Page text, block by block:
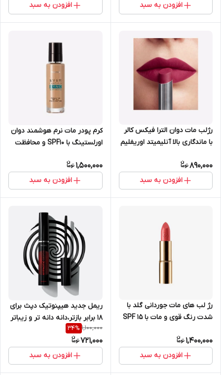
افزودن به سبد افزودن به سبد
رژلب مات دوان الترا فیکس کالر
با ماندگاری بالا آنلیمیتد اوریفلیم
890,000
افزودن به سبد
کرم پودر مات نرم هوشمند دوان
اورلستینگ با SPF10 و محافظت
1,500,000
افزودن به سبد
رژ لب های مات جوردانی گلد با
شدت رنگ قوی و مات با SPF 15
1,400,000
افزودن به سبد
ریمل جدید هیپنوتیک دپث برای
۱۸ برابر بازتر،دانه دانه تر و زیباتر
اوریفلیم 42123
1,100,000
34%
721,000
افزودن به سبد